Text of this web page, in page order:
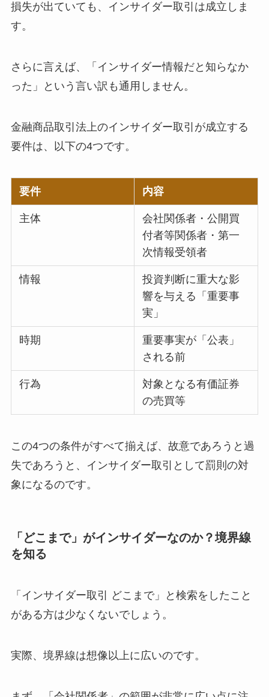
損失が出ていても、インサイダー取引は成立しま
す。
さらに言えば、「インサイダー情報だと知らなか
った」という言い訳も通用しません。
金融商品取引法上のインサイダー取引が成立する
要件は、以下の4つです。
要件 内容
主体
会社関係者・公開買
付者等関係者・第一
次情報受領者
情報
投資判断に重大な影
響を与える「重要事
実」
時期
重要事実が「公表」
される前
行為
対象となる有価証券
の売買等
この4つの条件がすべて揃えば、故意であろうと過
失であろうと、インサイダー取引として罰則の対
象になるのです。
「どこまで」がインサイダーなのか？境界線
を知る
「インサイダー取引 どこまで」と検索をしたこと
がある方は少なくないでしょう。
実際、境界線は想像以上に広いのです。